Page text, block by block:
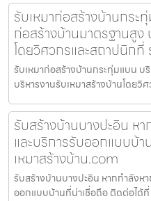
รับเหมาก่อสร้างบ้านกระ
ก่อสร้างบ้านมาตรฐานสูง
โดยวิศวกรและสถาปนิกที่
รับเหมาก่อสร้างบ้านกระทุ่มแบน
บริหารงานรับเหมาสร้างบ้านโดยวิ
รับสร้างบ้านบางปะอิน ห
และบริการรับออกแบบบ้
เหมาสร้างบ้าน.com
รับสร้างบ้านบางปะอิน หากกำลังห
ออกแบบบ้านที่น่าเชื่อถือ ติดต่อได้ที่